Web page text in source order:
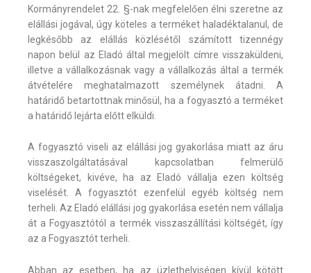
Kormányrendelet 22. §-nak megfelelően élni szeretne az
elállási jogával, úgy köteles a terméket haladéktalanul, de
legkésőbb az elállás közlésétől számított tizennégy
napon belül az Eladó által megjelölt címre visszaküldeni,
illetve a vállalkozásnak vagy a vállalkozás által a termék
átvételére meghatalmazott személynek átadni. A
határidő betartottnak minősül, ha a fogyasztó a terméket
a határidő lejárta előtt elküldi.
A fogyasztó viseli az elállási jog gyakorlása miatt az áru
visszaszolgáltatásával kapcsolatban felmerülő
költségeket, kivéve, ha az Eladó vállalja ezen költség
viselését. A fogyasztót ezenfelül egyéb költség nem
terheli. Az Eladó elállási jog gyakorlása esetén nem vállalja
át a Fogyasztótól a termék visszaszállítási költségét, így
az a Fogyasztót terheli.
Abban az esetben, ha az üzlethelyiségen kívül kötött